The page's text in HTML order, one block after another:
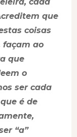
que
coisas
façam ao
que
o
ser cada
é de
“a”